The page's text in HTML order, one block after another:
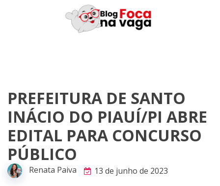
PREFEITURA DE SANTO
INÁCIO DO PIAUÍ/PI ABRE
EDITAL PARA CONCURSO
PÚBLICO
Renata Paiva 13 de junho de 2023